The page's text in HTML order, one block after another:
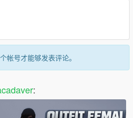
帐号才能够发表评论。
: